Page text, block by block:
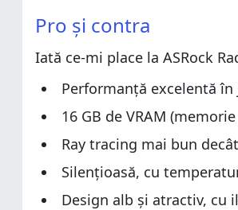
Pro și contra
Iată ce-mi place la ASRock
Performanță excelentă
16 GB de VRAM
Ray tracing mai bun
Silențioasă, cu
Design alb și atractiv, cu